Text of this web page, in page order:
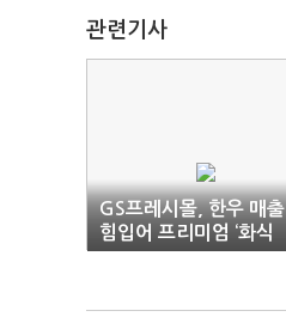
관련기사
GS프레시몰, 한우 매출
힘입어 프리미엄 ‘화식
한우’ 론칭